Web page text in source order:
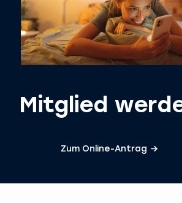
Mitglied
Zum Online-Antrag